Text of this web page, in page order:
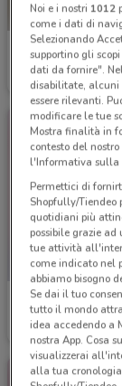
Acqua &
Scade il 30/09
Acqua &
Scade il 16/08
Noi e i nostri 1012
come i dati di
Selezionando
supportino gli
dati da fornire".
disabilitate, alcuni
essere rilevanti.
modificare le tue
Mostra finalità in
contesto del
l'Informativa sulla
Permettici di
Shopfully/Tiendeo
quotidiani più
possibile grazie
tue attività
come indicato nel
abbiamo bisogno
Se dai il tuo
tutto il mondo
idea accedendo a
nostra App. Cosa
visualizzerai
alla tua